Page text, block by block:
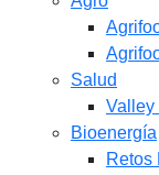
Salud
Valley
Bioenergía
Retos